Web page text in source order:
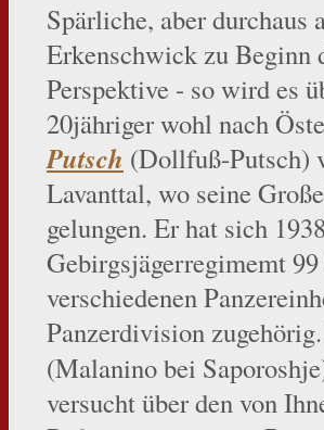
Spärliche, aber durchaus
Erkenschwick zu Beginn
Perspektive - so wird es
20jähriger wohl nach
Putsch (Dollfuß-Putsch)
Lavanttal, wo seine
gelungen. Er hat sich
Gebirgsjägerregimemt
verschiedenen
Panzerdivision
(Malanino bei
versucht über den von